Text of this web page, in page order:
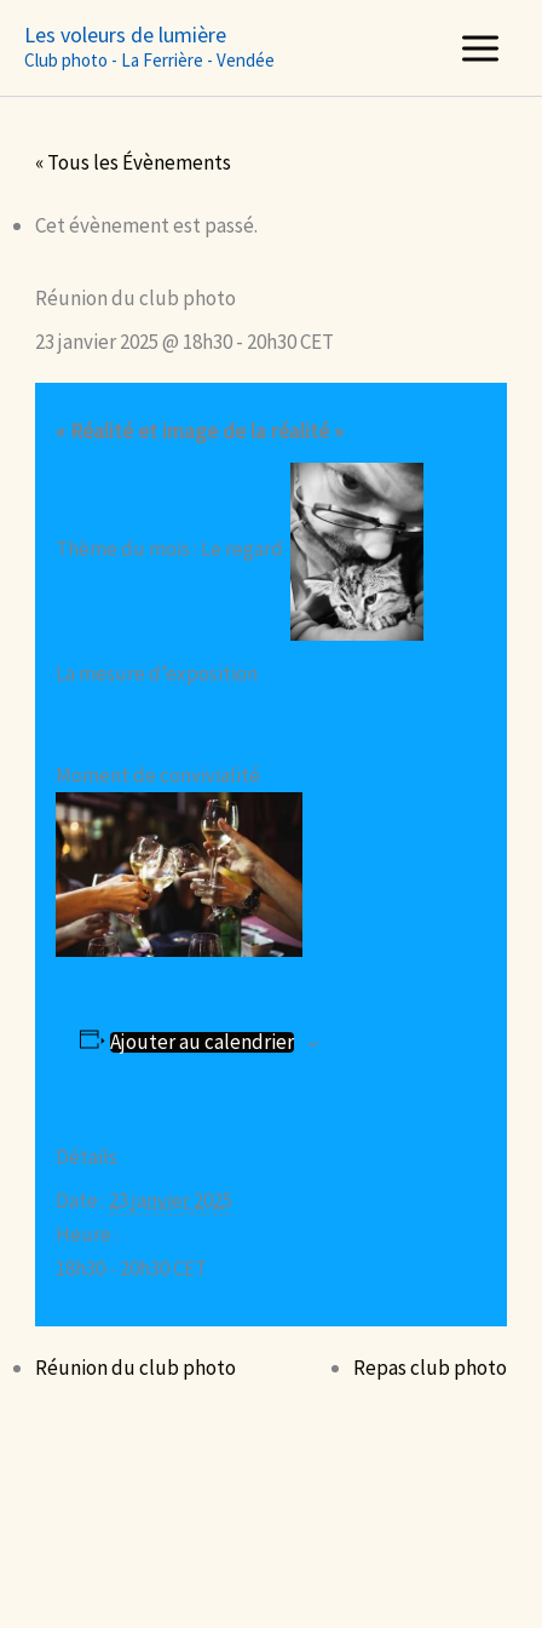
Les voleurs de lumière
Club photo - La Ferrière - Vendée
« Tous les Évènements
Cet évènement est passé.
Réunion du club photo
23 janvier 2025 @ 18h30- 20h30CET
« Réalité et image de la réalité »
Thème du mois : Le regard
La mesure d’exposition
Moment de convivialité
Ajouter au calendrier
Détails
Date : 23 janvier 2025
Heure :
18h30 - 20h30CET
Réunion du club photo Repas club photo